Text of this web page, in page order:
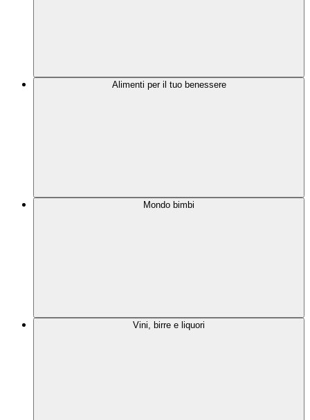
Alimenti per il tuo benessere
Mondo bimbi
Vini, birre e liquori